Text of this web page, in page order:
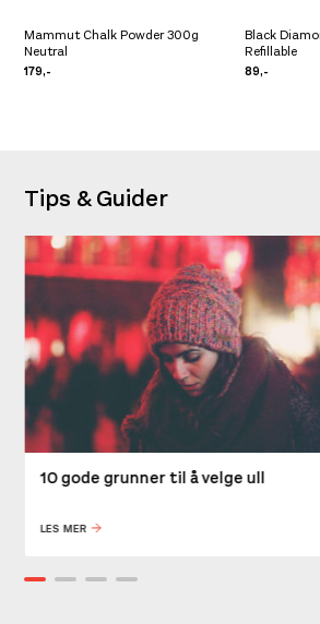
Mammut Chalk Powder 300g
Neutral
179,-
Black
Refillable
89,-
Tips & Guider
10 gode grunner til å velge ull
LES MER